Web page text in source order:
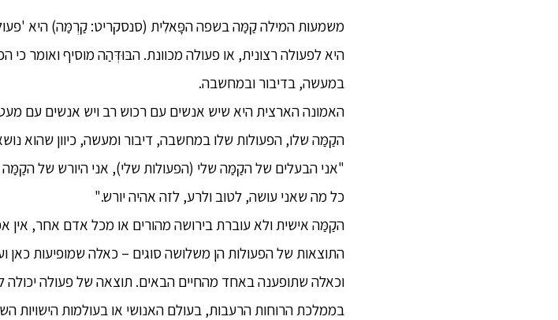
משמעות המילה קַמַּה בשפה הפָּאלִית (סנסקריט: קַרְמַּה) היא
היא לפעולה רצונית, או פעולה מכוונת. הבּוּדְּהַה מוסיף ואומר
במעשה, בדיבור ובמחשבה.
האמונה הארצית היא שיש אנשים עם רכוש רב ויש אנשים עם
הקַמַּה שלו, הפעולות שלו במחשבה, דיבור ומעשה, כיוון שהוא
"אני הבעלים של הקַמַּה שלי (הפעולות שלי), אני היורש של
כל מה שאני עושה, לטוב ולרע, לזה אהיה יורש."
הקַמַּה אישית ולא עוברת בירושה מהורים או מכל אדם אחר,
התוצאות של הפעולות הן משלושה סוגים – כאלה שמופיעות כאן
וכאלה שתופענה באחד מהחיים הבאים. תוצאה של פעולה יכולה
בממלכת הרוחות הרעבות, בעולם האנושי או בעולמות